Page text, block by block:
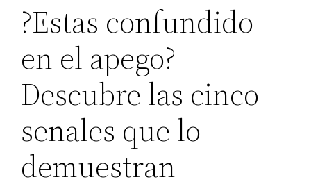
?Estas confundido
en el apego?
Descubre las cinco
senales que lo
demuestran